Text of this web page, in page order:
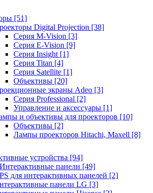
[51]
Digital Projection [38]
Серия M-Vision [3]
Серия E-Vision [9]
Серия Insight [1]
Серия Titan [4]
Серия Satellite [1]
Объективы [20]
экраны Adeo [3]
Серия Professional [2]
Управление и аксессуары [1]
и объективы для проекторов [10]
Объективы [2]
Лампы проекторов Hitachi, Maxell [8]
устройства [94]
панели [49]
для интерактивных панелей [2]
панели LG [3]